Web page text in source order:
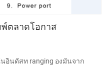
พ์ตลาดโอกาส
อินดัสท ranging องมันจาก